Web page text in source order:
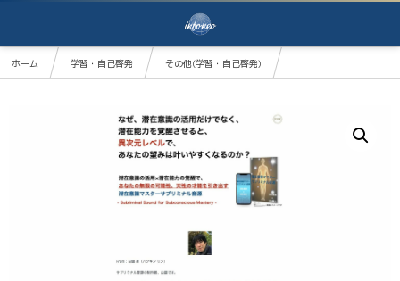
ホーム 学習・自己啓発
その他(学習・自己啓発)